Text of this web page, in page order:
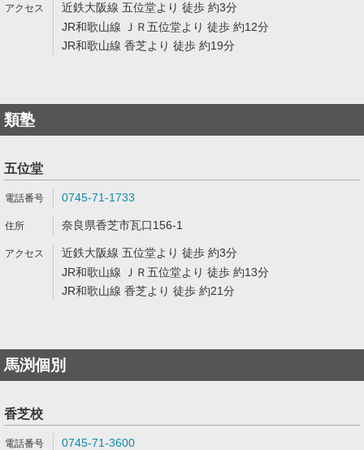
近鉄大阪線 五位堂より 徒歩 約3分
JR和歌山線 ＪＲ五位堂より 徒歩 約12分
JR和歌山線 香芝より 徒歩 約19分
類塾
五位堂
0745-71-1733
奈良県香芝市瓦口156-1
近鉄大阪線 五位堂より 徒歩 約3分
JR和歌山線 ＪＲ五位堂より 徒歩 約13分
JR和歌山線 香芝より 徒歩 約21分
馬渕個別
香芝校
0745-71-3600